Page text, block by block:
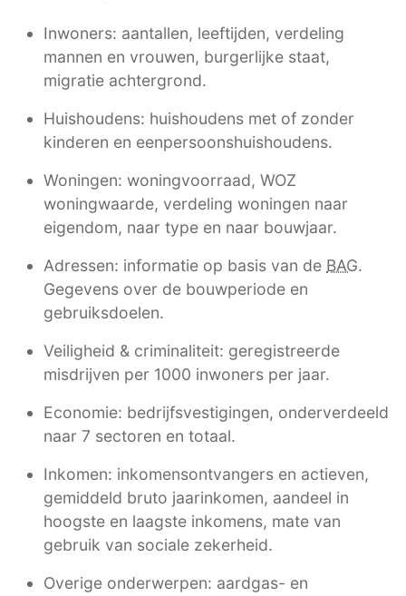
Inwoners: aantallen, leeftijden, verdeling
mannen en vrouwen, burgerlijke staat,
migratie achtergrond.
Huishoudens: huishoudens met of zonder
kinderen en eenpersoonshuishoudens.
Woningen: woningvoorraad, WOZ
woningwaarde, verdeling woningen naar
eigendom, naar type en naar bouwjaar.
Adressen: informatie op basis van de BAG.
Gegevens over de bouwperiode en
gebruiksdoelen.
Veiligheid & criminaliteit: geregistreerde
misdrijven per 1000 inwoners per jaar.
Economie: bedrijfsvestigingen, onderverdeeld
naar 7 sectoren en totaal.
Inkomen: inkomensontvangers en actieven,
gemiddeld bruto jaarinkomen, aandeel in
hoogste en laagste inkomens, mate van
gebruik van sociale zekerheid.
Overige onderwerpen: aardgas- en